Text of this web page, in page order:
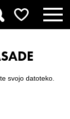
svojo datoteko.